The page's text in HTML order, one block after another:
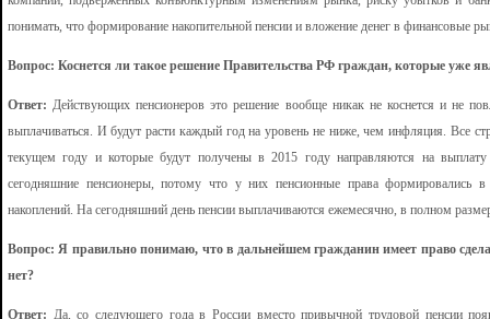
понимать, что формирование накопительной пенсии и вложение денег в финансовые
Вопрос: Коснется ли такое решение Правительства РФ граждан, которые уже
Ответ:Действующих пенсионеров это решение вообще никак не коснется и не
выплачиваться. И будут расти каждый год на уровень не ниже, чем инфляция. Все
текущем году и которые будут получены в 2015 году направляются на
сегодняшние пенсионеры, потому что у них пенсионные права формировались
накоплений. На сегодняшний день пенсии выплачиваются ежемесячно, в полном
Вопрос: Я правильно понимаю, что в дальнейшем гражданин имеет право
нет?
Ответ: Да, со следующего года в России вместо привычной трудовой пенсии